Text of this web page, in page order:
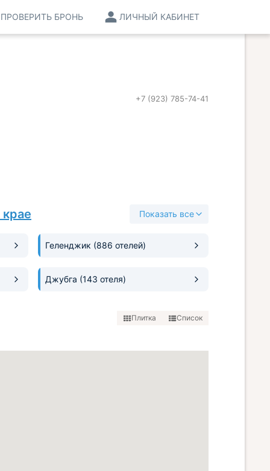
ЛИЧНЫЙ КАБИНЕТ
ПРОВЕРИТЬ БРОНЬ
+7 (923) 785-74-41
Показать все
Геленджик (886 отелей)
Джубга (143 отеля)
Плитка Список